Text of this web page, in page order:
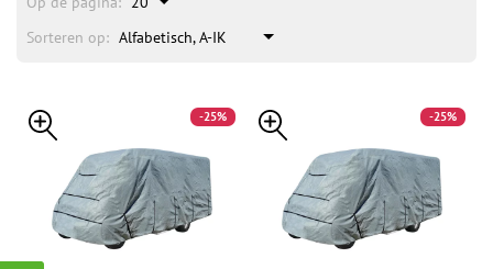
Sorteren op: Alfabetisch, A-IK
-25% -25%